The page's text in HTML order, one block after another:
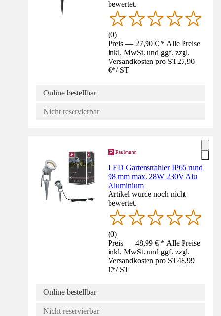
bewertet.
(0)
Preis — 27,90 € * Alle Preise
inkl. MwSt. und ggf. zzgl.
Versandkosten pro ST27,90
€*/ ST
Online bestellbar
Nicht reservierbar
LED Gartenstrahler IP65 rund
98 mm max. 28W 230V Alu
Aluminium
Artikel wurde noch nicht
bewertet.
(0)
Preis — 48,99 € * Alle Preise
inkl. MwSt. und ggf. zzgl.
Versandkosten pro ST48,99
€*/ ST
Online bestellbar
Nicht reservierbar